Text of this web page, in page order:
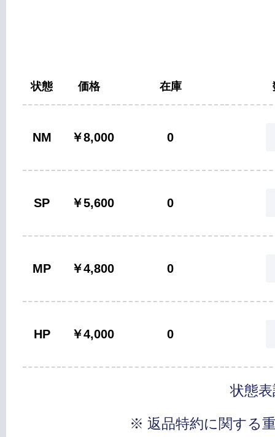
状態 価格 在庫
NM ￥8,000 0
SP ￥5,600 0
MP ￥4,800 0
HP ￥4,000 0
状態
※ 返品特約に関する